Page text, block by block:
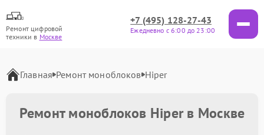
Ремонт цифровой
техники в Москве
+7 (495) 128-27-43
Ежедневно с 6:00 до 23:00
Главная Ремонт моноблоков Hiper
Ремонт моноблоков Hiper в Москве